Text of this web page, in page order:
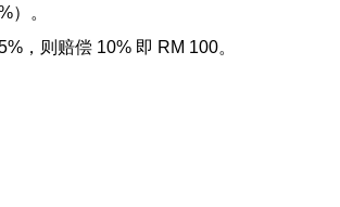
）。
，则赔偿 10% 即 RM 100。